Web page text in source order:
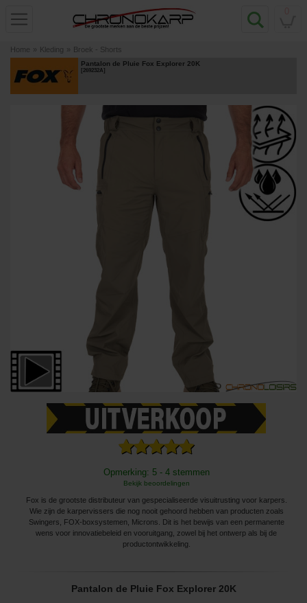
Home » Kleding » Broek - Shorts
Pantalon de Pluie Fox Explorer 20K
[269232A]
Opmerking: 5 - 4 stemmen
Bekijk beoordelingen
Fox is de grootste distributeur van gespecialiseerde visuitrusting voor karpers.
Wie zijn de karpervissers die nog nooit gehoord hebben van producten zoals
Swingers, FOX-boxsystemen, Microns. Dit is het bewijs van een permanente
wens voor innovatiebeleid en vooruitgang, zowel bij het ontwerp als bij de
productontwikkeling.
Pantalon de Pluie Fox Explorer 20K